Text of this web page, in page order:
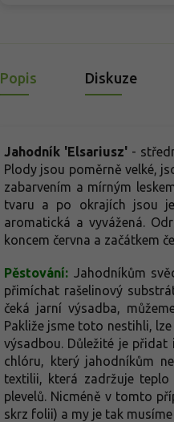
Popis Diskuze
Jahodník 'Elsariusz' - s
Plody jsou poměrně velké,
zabarvením a mírným
tvaru a po okrajích jsou
aromatická a vyvážená.
koncem června a začátkem
Pěstování: Jahodníkům
přimíchat rašelinový
čeká jarní výsadba,
Pakliže jsme toto nestihli,
výsadbou. Důležité je přidat
chlóru, který jahodníkům
textilii, která zadržuje
plevelů. Nicméně v tomto
skrz folii) a my je tak